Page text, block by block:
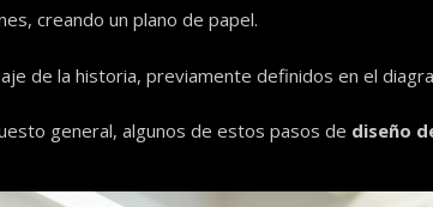
creando un plano de papel.
de la historia, previamente definidos en el
general, algunos de estos pasos de diseño